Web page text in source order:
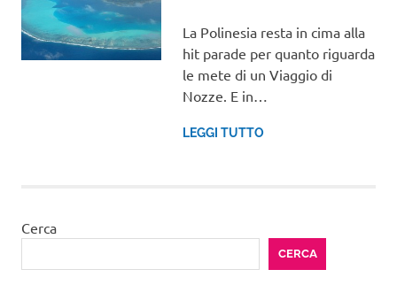
NEL
MONDO
La Polinesia resta in cima alla
hit parade per quanto riguarda
le mete di un Viaggio di
Nozze. E in…
LEGGI TUTTO
Cerca
CERCA